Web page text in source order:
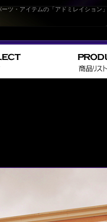
ツ・アイテムの「アドミレイション